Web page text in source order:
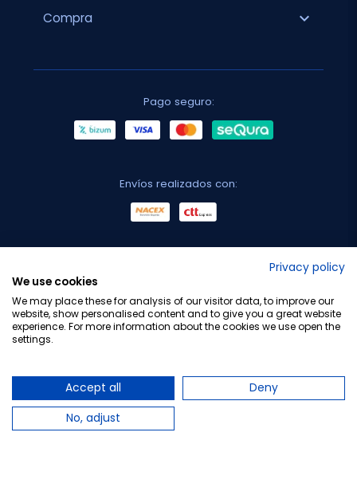
Compra expand_more
Pago seguro:
Envíos realizados con:
Privacy policy
We use cookies
We may place these for analysis of our visitor data, to improve our
website, show personalised content and to give you a great website
experience. For more information about the cookies we use open the
settings.
Accept all
Deny
No, adjust